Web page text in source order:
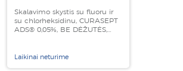
Skalavimo skystis su fluoru ir
su chlorheksidinu, CURASEPT
ADS® 0,05%, BE DĖŽUTĖS,
Laikinai neturime